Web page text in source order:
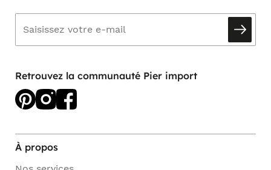
Retrouvez la communauté Pier import
À propos